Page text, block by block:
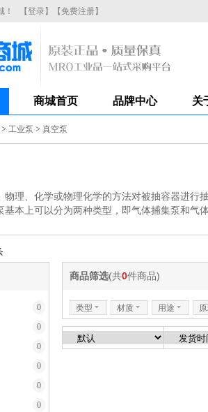
！ 【登录】 【免费注册】
商城首页 品牌中心 关
> 工业泵 > 真空泵
物理、化学或物理化学的方法对被抽容器进
基本上可以分为两种类型，即气体捕集泵和气
商品筛选(共0件商品)
类型 6 材质 6 用途 6
0
0
0
0
0
0